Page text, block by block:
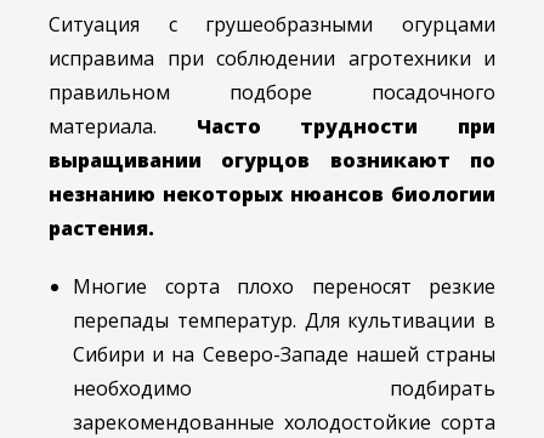
Ситуация с грушеобразными огурцами
исправима при соблюдении агротехники и
правильном подборе посадочного
материала. Часто трудности при
выращивании огурцов возникают по
незнанию некоторых нюансов биологии
растения.
Многие сорта плохо переносят резкие
перепады температур. Для культивации в
Сибири и на Северо-Западе нашей страны
необходимо подбирать
зарекомендованные холодостойкие сорта